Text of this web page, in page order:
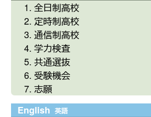
全日制高校
定時制高校
通信制高校
学力検査
共通選抜
受験機会
志願
English 英語